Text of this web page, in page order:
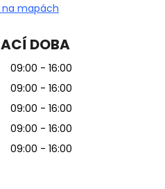
na mapách
DOBA
09:00 - 16:00
09:00 - 16:00
09:00 - 16:00
09:00 - 16:00
09:00 - 16:00